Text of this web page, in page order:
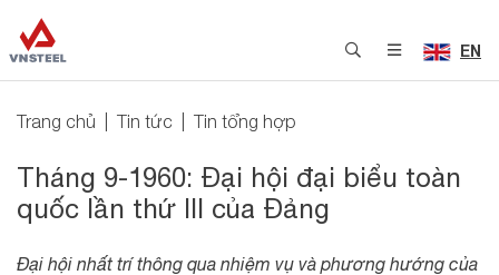
EN
Trang chủ Tin tức Tin tổng hợp
Tháng 9-1960: Đại hội đại biểu toàn
quốc lần thứ III của Đảng
Đại hội nhất trí thông qua nhiệm vụ và phương hướng của